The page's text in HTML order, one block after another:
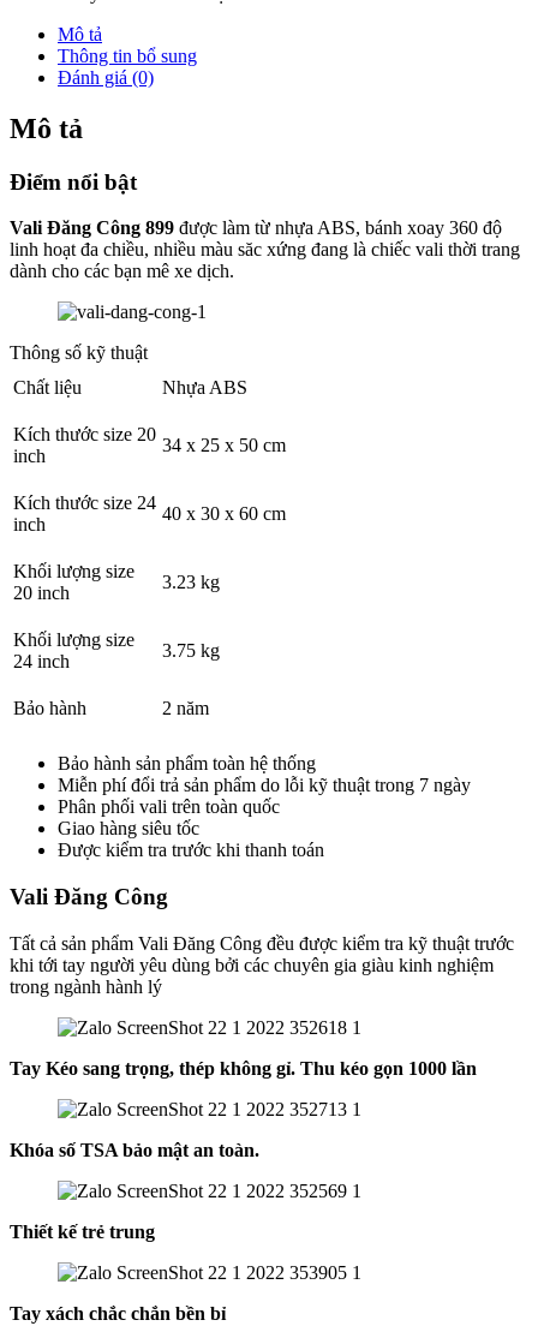
Mô tả
Thông tin bổ sung
Đánh giá (0)
Mô tả
Điểm nổi bật
Vali Đăng Công 899 được làm từ nhựa ABS, bánh xoay 360 độ
linh hoạt đa chiều, nhiều màu săc xứng đang là chiếc vali thời trang
dành cho các bạn mê xe dịch.
Thông số kỹ thuật
Chất liệu
Nhựa ABS
Kích thước size 20
inch
34 x 25 x 50 cm
Kích thước size 24
inch
40 x 30 x 60 cm
Khối lượng size
20 inch
3.23 kg
Khối lượng size
24 inch
3.75 kg
Bảo hành 2 năm
Bảo hành sản phẩm toàn hệ thống
Miễn phí đổi trả sản phẩm do lỗi kỹ thuật trong 7 ngày
Phân phối vali trên toàn quốc
Giao hàng siêu tốc
Được kiểm tra trước khi thanh toán
Vali Đăng Công
Tất cả sản phẩm Vali Đăng Công đều được kiểm tra kỹ thuật trước
khi tới tay người yêu dùng bởi các chuyên gia giàu kinh nghiệm
trong ngành hành lý
Tay Kéo sang trọng, thép không gỉ. Thu kéo gọn 1000 lần
Khóa số TSA bảo mật an toàn.
Thiết kế trẻ trung
Tay xách chắc chắn bền bỉ